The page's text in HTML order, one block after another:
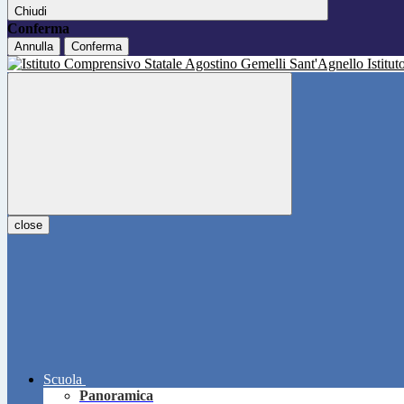
Chiudi
Conferma
Annulla Conferma
close
Scuola
Panoramica